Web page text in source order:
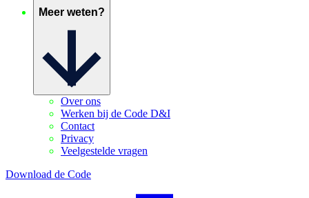
Meer weten?
Over ons
Werken bij de Code D&I
Contact
Privacy
Veelgestelde vragen
Download de Code